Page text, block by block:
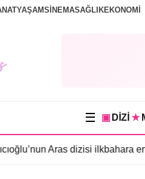
YAŞAMSİNEMASAĞLIKEKONOMİ
☰ ▣ DİZİ ★
Aras dizisi ilkbahara ertelendi•